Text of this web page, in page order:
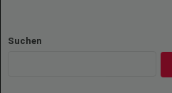
Suchen